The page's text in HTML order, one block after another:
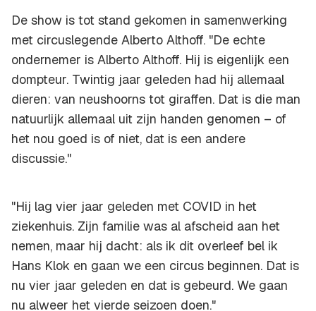
De show is tot stand gekomen in samenwerking
met circuslegende Alberto Althoff. "De echte
ondernemer is Alberto Althoff. Hij is eigenlijk een
dompteur. Twintig jaar geleden had hij allemaal
dieren: van neushoorns tot giraffen. Dat is die man
natuurlijk allemaal uit zijn handen genomen – of
het nou goed is of niet, dat is een andere
discussie."
"Hij lag vier jaar geleden met COVID in het
ziekenhuis. Zijn familie was al afscheid aan het
nemen, maar hij dacht: als ik dit overleef bel ik
Hans Klok en gaan we een circus beginnen. Dat is
nu vier jaar geleden en dat is gebeurd. We gaan
nu alweer het vierde seizoen doen."